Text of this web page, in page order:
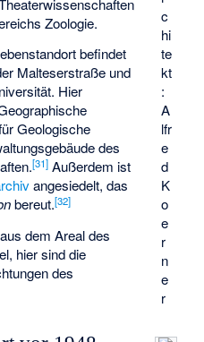
c
hi
te
kt
:
A
lfr
e
d
K
o
e
r
n
e
r
Zoologie.
befindet
Malteserstraße und
Hier
Geologische
des
[31] Außerdem ist
angesiedelt, das
bereut.[32]
dem Areal des
, hier sind die
des